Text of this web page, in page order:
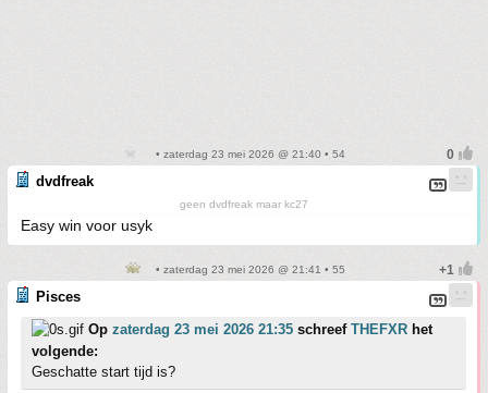
• zaterdag 23 mei 2026 @ 21:40 • 54
dvdfreak
geen dvdfreak maar kc27
Easy win voor usyk
• zaterdag 23 mei 2026 @ 21:41 • 55
Pisces
Op zaterdag 23 mei 2026 21:35 schreef THEFXR het
volgende:
Geschatte start tijd is?